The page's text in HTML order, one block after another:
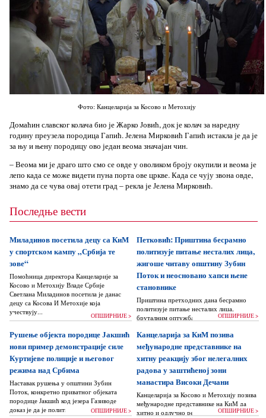
Фото: Канцеларија за Косово и Метохију
Домаћин славског колача био је Жарко Јовић, док је колач за наредну
годину преузела породица Гапић. Јелена Мирковић Гапић истакла је да је
за њу и њену породицу ово један веома значајан чин.
– Веома ми је драго што смо се овде у оволиком броју окупили и веома је
лепо када се може видети пуна порта ове цркве. Када се чују звона овде,
знамо да се чува овај отети град – рекла је Јелена Мирковић.
Последње вести
Миладинов посетила децу са КиМ
у спортском кампу „Србија те
зове“
Помоћница директора Канцеларије за
Косово и Метохију Владе Србије
Светлана Миладинов посетила је данас
децу са Косова И Метохије која
учествују...
ОПШИРНИЈЕ >
Петковић: Приштина бесрамно
политизује питање несталих лица,
жигоше читаву општину Зубин
Поток и неосновано хапси њене
становнике
Приштина претходних дана бесрамно
политизује питање несталих лица,
бруталним оптужбама на рачун Београда
жигоше...
ОПШИРНИЈЕ >
Рушење објекта породице Јакшић
нови пример демонстрације силе
Куртијеве полиције и његовог
режима над Србима
Наставак рушења у општини Зубин
Поток, конкретно приватног објеката
породице Јакшић код језера Газиводе
доказ је да је политика Аљбина Куртија...
ОПШИРНИЈЕ >
Канцеларија за КиМ позива
међународне представнике на
хитну реакцију због нелегалних
радова у заштићеној зони
манастира Високи Дечани
Канцеларија за Косово и Метохију позива
међународне представнике на КиМ да
хитно и одлучно реагују и да безОПШИРНИЈЕ >